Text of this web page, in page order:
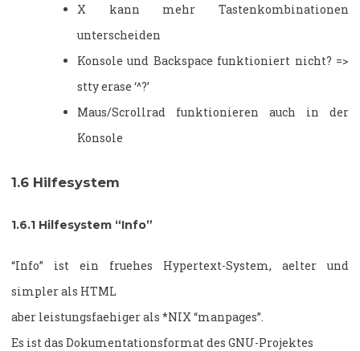
X kann mehr Tastenkombinationen
unterscheiden
Konsole und Backspace funktioniert nicht? =>
stty erase ‘^?’
Maus/Scrollrad funktionieren auch in der
Konsole
1.6 Hilfesystem
1.6.1 Hilfesystem “Info”
“Info” ist ein fruehes Hypertext-System, aelter und
simpler als HTML
aber leistungsfaehiger als *NIX “manpages”.
Es ist das Dokumentationsformat des GNU-Projektes